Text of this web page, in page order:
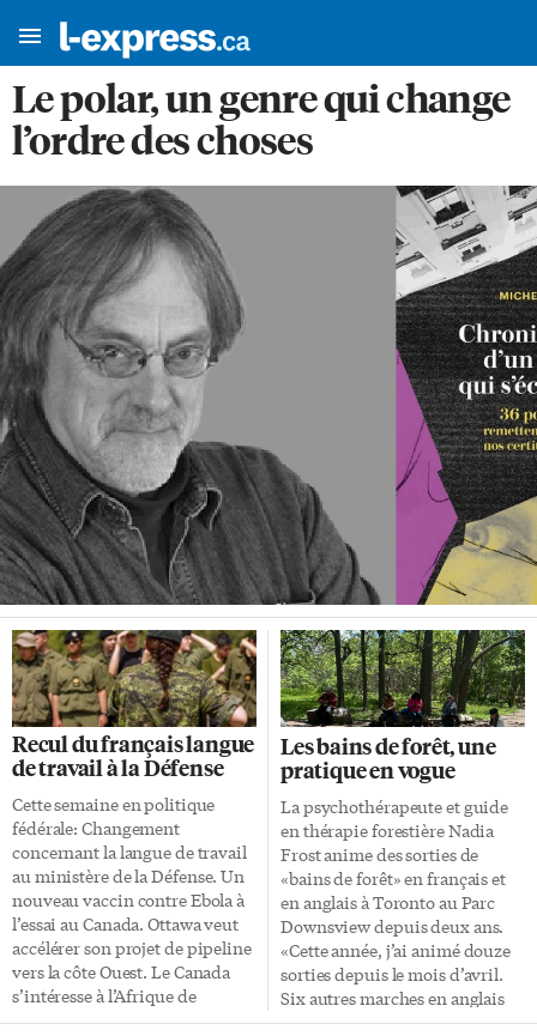
Le polar, un genre qui change
l’ordre des choses
Recul du français langue
de travail à la Défense
Cette semaine en politique
fédérale: Changement
concernant la langue de travail
au ministère de la Défense. Un
nouveau vaccin contre Ebola à
l’essai au Canada. Ottawa veut
accélérer son projet de pipeline
vers la côte Ouest. Le Canada
s’intéresse à l’Afrique de
l’Ouest. Le ministère de la
Les bains de forêt, une
pratique en vogue
La psychothérapeute et guide
en thérapie forestière Nadia
Frost anime des sorties de
«bains de forêt» en français et
en anglais à Toronto au Parc
Downsview depuis deux ans.
«Cette année, j’ai animé douze
sorties depuis le mois d’avril.
Six autres marches en anglais
sont prévues d’ici la fin août,